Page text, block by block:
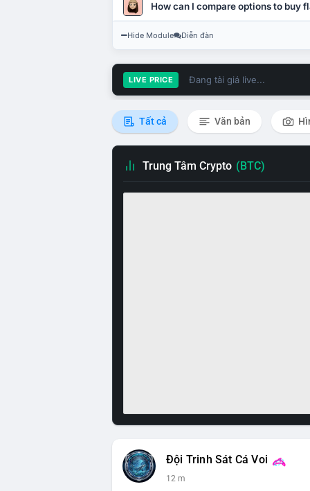
How can I compare options to buy
Hide Module Diễn đàn
LIVE PRICE Đang tải giá live...
Tất cả Văn bản
Trung Tâm Crypto (BTC)
Đội Trinh Sát Cá Voi
12 m